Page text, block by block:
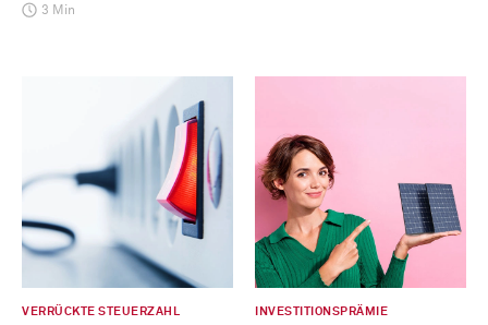
3 Min
VERRÜCKTE STEUERZAHL INVESTITIONSPRÄMIE